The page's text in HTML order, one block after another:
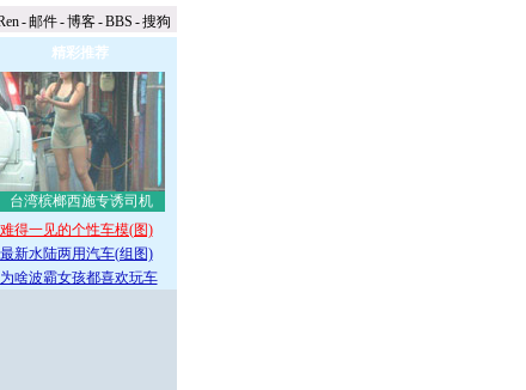
-邮件-博客-BBS -搜狗
精彩推荐
台湾槟榔西施专诱司机
难得一见的个性车模(图)
最新水陆两用汽车(组图)
为啥波霸女孩都喜欢玩车